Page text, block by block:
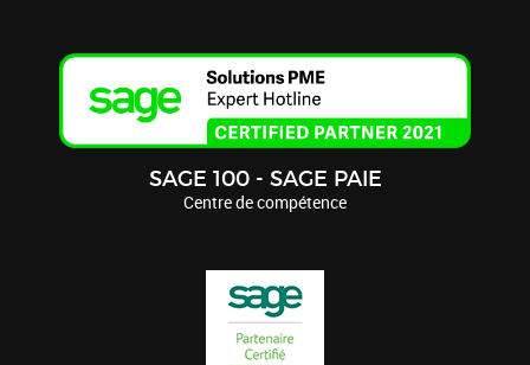
SAGE 100 - SAGE PAIE
Centre de compétence